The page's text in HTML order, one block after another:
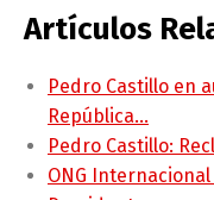
Artículos
Pedro Castillo en
República…
Pedro Castillo:
ONG